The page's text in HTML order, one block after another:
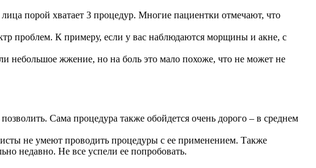
порой хватает 3 процедур. Многие пациентки отмечают, что
проблем. К примеру, если у вас наблюдаются морщины и акне, с
небольшое жжение, но на боль это мало похоже, что не может не
Сама процедура также обойдется очень дорого – в среднем
не умеют проводить процедуры с ее применением. Также
недавно. Не все успели ее попробовать.